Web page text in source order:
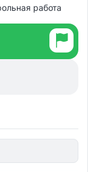
работа